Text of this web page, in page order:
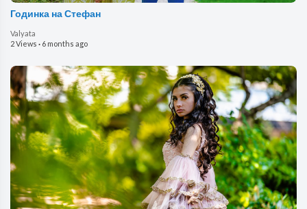
Годинка на Стефан
Valyata
2 Views · 6 months ago